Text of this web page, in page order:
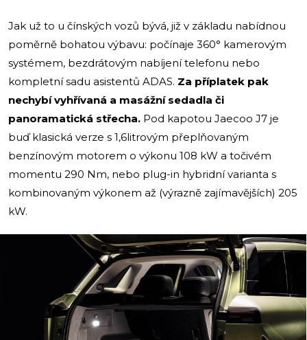
Jak už to u čínských vozů bývá, již v základu nabídnou
poměrně bohatou výbavu: počínaje 360° kamerovým
systémem, bezdrátovým nabíjení telefonu nebo
kompletní sadu asistentů ADAS. Za příplatek pak
nechybí vyhřívaná a masážní sedadla či
panoramatická střecha. Pod kapotou Jaecoo J7 je
buď klasická verze s 1,6litrovým přeplňovaným
benzínovým motorem o výkonu 108 kW a točivém
momentu 290 Nm, nebo plug-in hybridní varianta s
kombinovaným výkonem až (výrazně zajímavějších) 205
kW.